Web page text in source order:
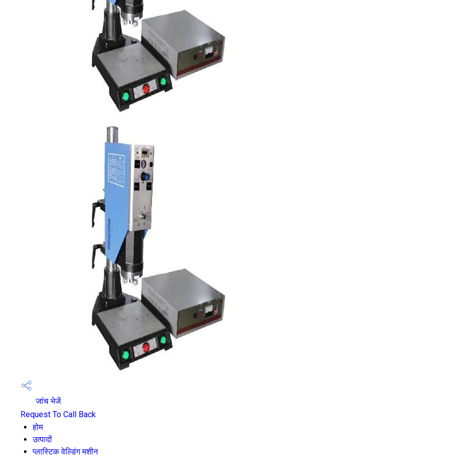
जांच भेजें
Request To Call Back
होम
उत्पादों
प्लास्टिक वेल्डिंग मशीन